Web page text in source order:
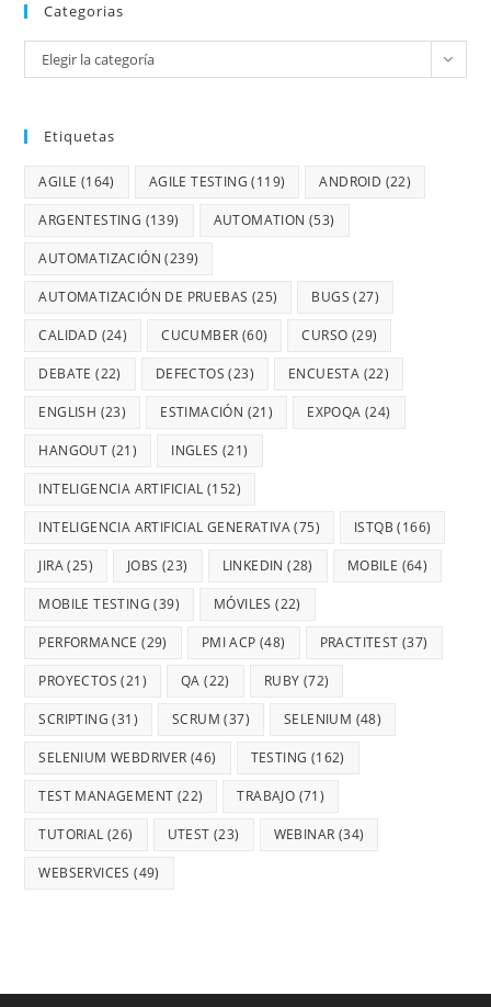
Categorias
Elegir la categoría
Etiquetas
AGILE (164) AGILE TESTING (119) ANDROID (22)
ARGENTESTING (139) AUTOMATION (53)
AUTOMATIZACIÓN (239)
AUTOMATIZACIÓN DE PRUEBAS (25) BUGS (27)
CALIDAD (24) CUCUMBER (60) CURSO (29)
DEBATE (22) DEFECTOS (23) ENCUESTA (22)
ENGLISH (23) ESTIMACIÓN (21) EXPOQA (24)
HANGOUT (21) INGLES (21)
INTELIGENCIA ARTIFICIAL (152)
INTELIGENCIA ARTIFICIAL GENERATIVA(75) ISTQB (166)
JIRA(25) JOBS (23) LINKEDIN (28) MOBILE (64)
MOBILE TESTING (39) MÓVILES (22)
PERFORMANCE (29) PMI ACP (48) PRACTITEST (37)
PROYECTOS (21) QA (22) RUBY (72)
SCRIPTING (31) SCRUM (37) SELENIUM (48)
SELENIUM WEBDRIVER (46) TESTING (162)
TEST MANAGEMENT (22) TRABAJO (71)
TUTORIAL (26) UTEST (23) WEBINAR (34)
WEBSERVICES (49)